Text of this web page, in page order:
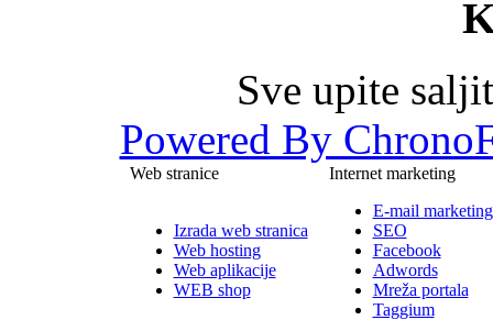
Sve upite
Powered By
Web stranice Internet marketing
Izrada web stranica
Web hosting
Web aplikacije
WEB shop
E-mail marketing
SEO
Facebook
Adwords
Mreža portala
Taggium